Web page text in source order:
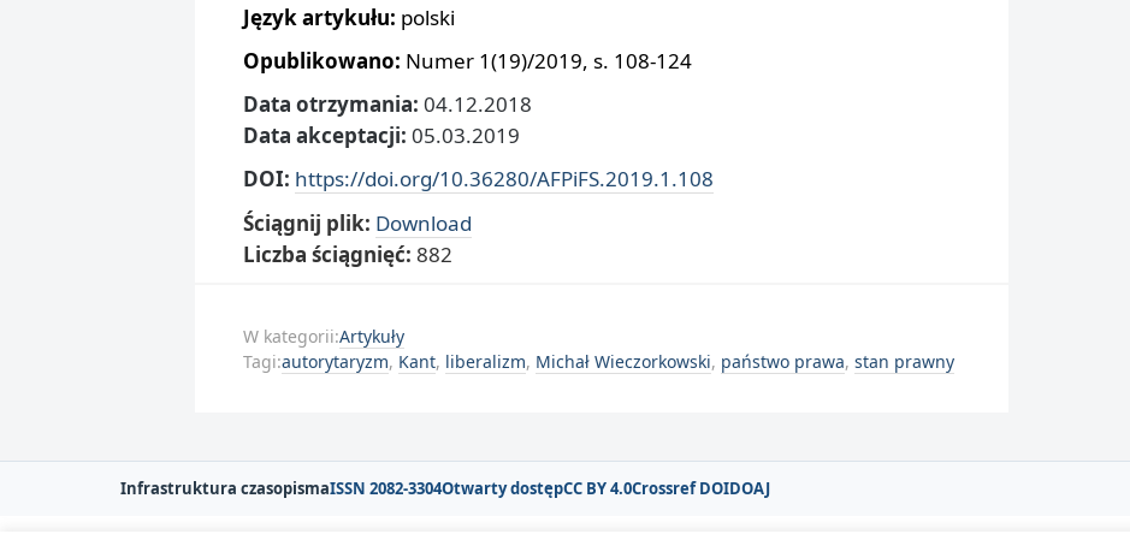
Język artykułu: polski
Opublikowano: Numer 1(19)/2019, s. 108-124
Data otrzymania: 04.12.2018
Data akceptacji: 05.03.2019
DOI: https://doi.org/10.36280/AFPiFS.2019.1.108
Ściągnij plik: Download
Liczba ściągnięć: 882
W kategorii:Artykuły
Tagi:autorytaryzm, Kant, liberalizm, Michał Wieczorkowski, państwo prawa, stan prawny
Infrastruktura czasopismaISSN 2082-3304Otwarty dostępCC BY 4.0Crossref DOIDOAJ